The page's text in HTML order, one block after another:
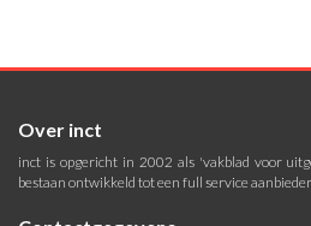
Over inct
inct is opgericht in 2002 als 'vakblad voor
bestaan ontwikkeld tot een full service